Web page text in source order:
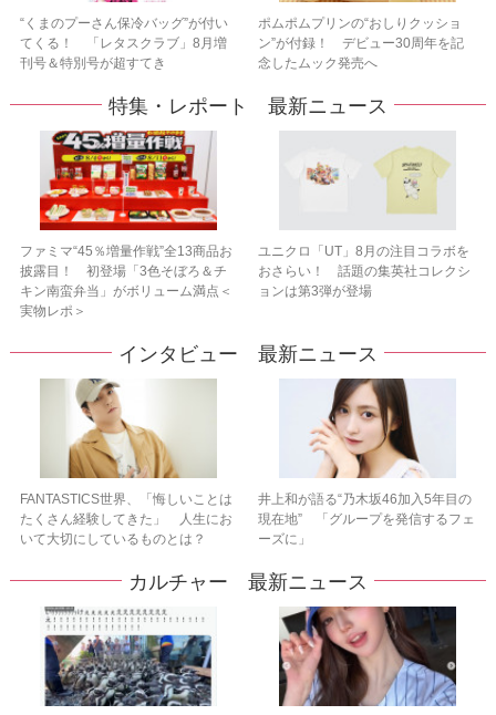
“くまのプーさん保冷バッグ”が付い
てくる！ 「レタスクラブ」8月増
刊号＆特別号が超すてき
ポムポムプリンの“おしりクッショ
ン”が付録！ デビュー30周年を記
念したムック発売へ
特集・レポート 最新ニュース
ファミマ“45％増量作戦”全13商品お
披露目！ 初登場「3色そぼろ＆チ
キン南蛮弁当」がボリューム満点＜
実物レポ＞
ユニクロ「UT」8月の注目コラボを
おさらい！ 話題の集英社コレクシ
ョンは第3弾が登場
インタビュー 最新ニュース
FANTASTICS世界、「悔しいことは
たくさん経験してきた」 人生にお
いて大切にしているものとは？
井上和が語る“乃木坂46加入5年目の
現在地” 「グループを発信するフェ
ーズに」
カルチャー 最新ニュース